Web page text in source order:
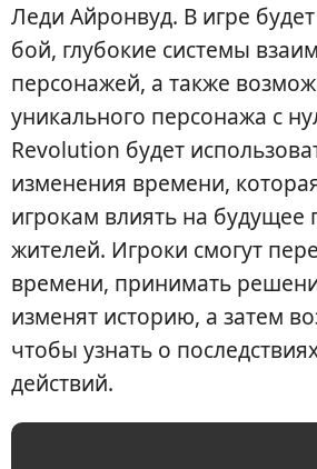
Леди Айронвуд. В игре
бой, глубокие системы
персонажей, а также
уникального персонажа с
Revolution будет
изменения времени,
игрокам влиять на будущее
жителей. Игроки смогут
времени, принимать
изменят историю, а затем
чтобы узнать о
действий.